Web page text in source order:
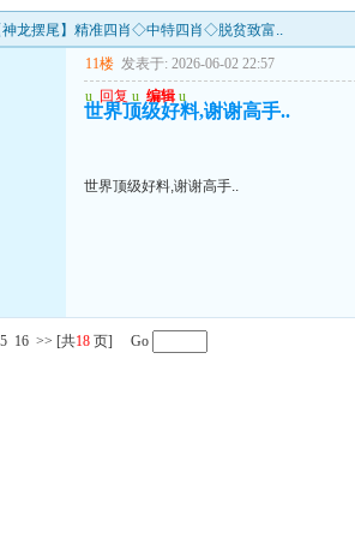
神龙摆尾】精准四肖◇中特四肖◇脱贫致富..
11楼 发表于: 2026-06-02 22:57
u 回复 u 编辑 u
世界顶级好料,谢谢高手..
世界顶级好料,谢谢高手..
16 >> [共18 页] Go